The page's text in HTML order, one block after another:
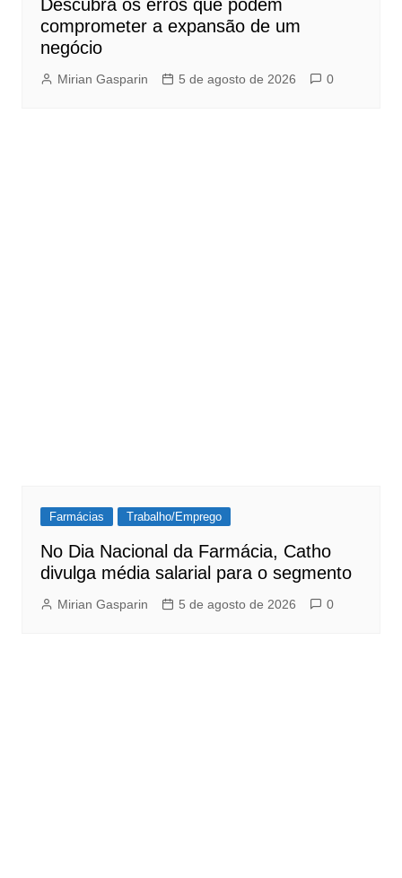
Descubra os erros que podem
comprometer a expansão de um
negócio
Mirian Gasparin 5 de agosto de 2026 0
Farmácias Trabalho/Emprego
No Dia Nacional da Farmácia, Catho
divulga média salarial para o segmento
Mirian Gasparin 5 de agosto de 2026 0